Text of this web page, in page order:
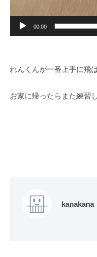
00:00
れんくんが一番上手に飛
お家に帰ったらまた練習
kanakana